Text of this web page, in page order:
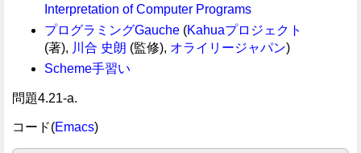
Interpretation of Computer Programs
プログラミングGauche(Kahuaプロジェクト
(著), 川合 史朗 (監修), オライリージャパン)
Scheme手習い
問題4.21-a.
コード(Emacs)